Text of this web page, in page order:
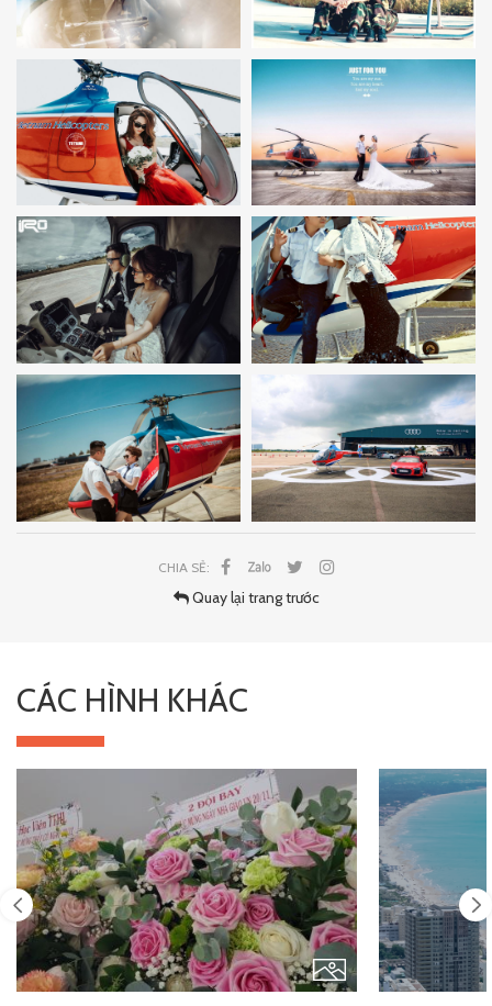
CHIA SẺ:
Quay lại trang trước
CÁC HÌNH KHÁC
Previous Next